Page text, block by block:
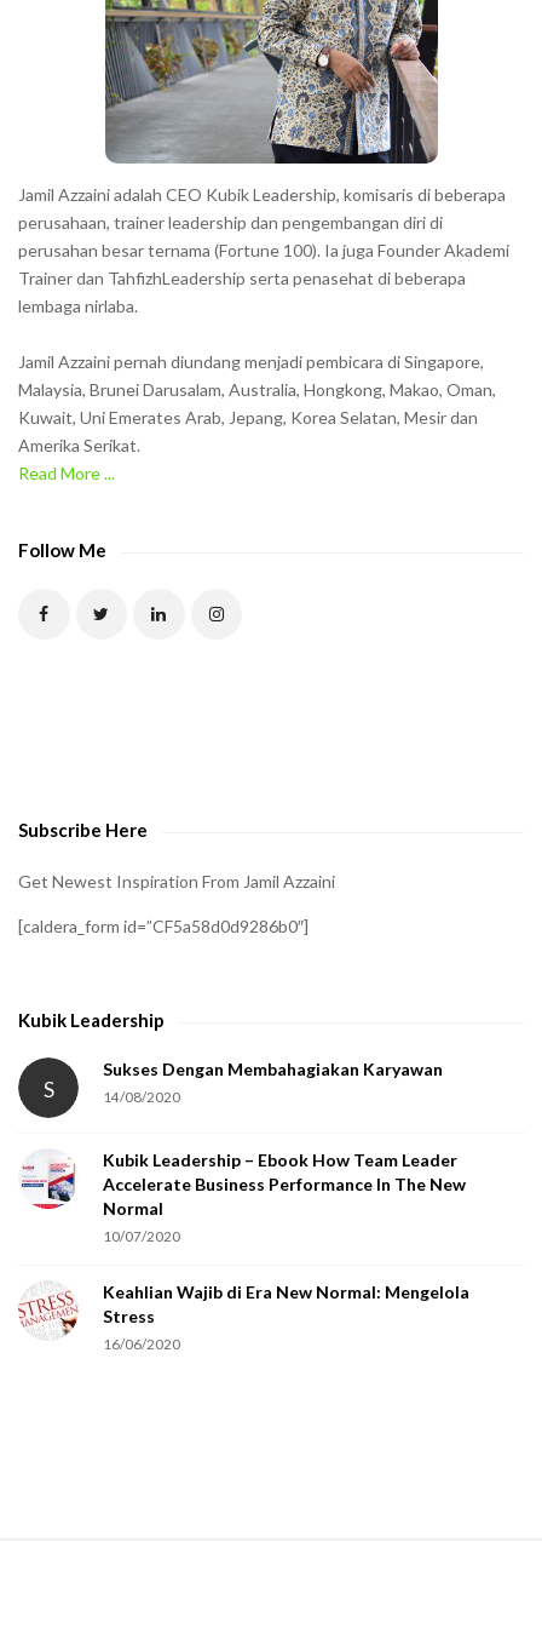
Jamil Azzaini adalah CEO Kubik Leadership, komisaris di beberapa
perusahaan, trainer leadership dan pengembangan diri di
perusahan besar ternama (Fortune 100). Ia juga Founder Akademi
Trainer dan TahfizhLeadership serta penasehat di beberapa
lembaga nirlaba.
Jamil Azzaini pernah diundang menjadi pembicara di Singapore,
Malaysia, Brunei Darusalam, Australia, Hongkong, Makao, Oman,
Kuwait, Uni Emerates Arab, Jepang, Korea Selatan, Mesir dan
Amerika Serikat.
Read More ...
Follow Me
Subscribe Here
Get Newest Inspiration From Jamil Azzaini
[caldera_form id=”CF5a58d0d9286b0″]
Kubik Leadership
S
Sukses Dengan Membahagiakan Karyawan
14/08/2020
Kubik Leadership – Ebook How Team Leader
Accelerate Business Performance In The New
Normal
10/07/2020
Keahlian Wajib di Era New Normal: Mengelola
Stress
16/06/2020